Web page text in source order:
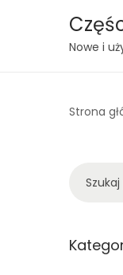
S
p
i
S
p
t
Nowe i
Strona
k